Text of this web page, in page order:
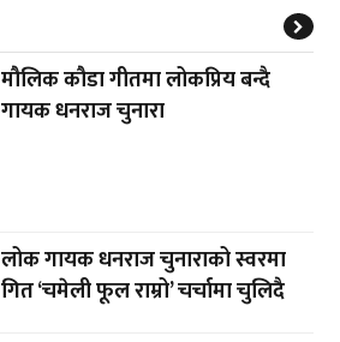
मौलिक कौडा गीतमा लोकप्रिय बन्दै
गायक धनराज चुनारा
लोक गायक धनराज चुनाराको स्वरमा
गित ‘चमेली फूल राम्रो’ चर्चामा चुलिदै